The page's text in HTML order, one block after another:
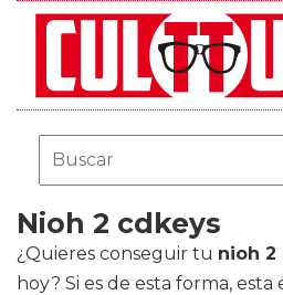
Nioh 2 cdkeys
¿Quieres conseguir tu nioh 2
hoy? Si es de esta forma, esta